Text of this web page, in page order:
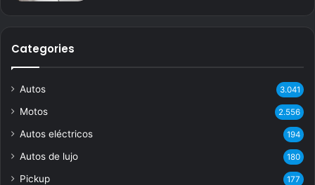
Categories
Autos 3.041
Motos 2.556
Autos eléctricos 194
Autos de lujo 180
Pickup 177